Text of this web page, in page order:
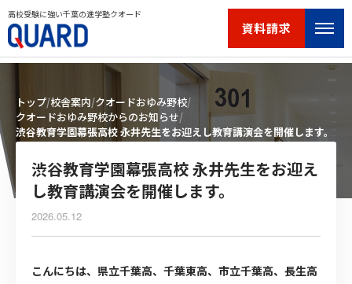
高校受験に強い千葉の進学塾クオード
資料請求
トップ 校舎案内 クオードおゆみ野校
クオードおゆみ野校からのお知らせ
渋谷教育学園幕張高校 永井先生をお迎えし教育講演会を開催します。
渋谷教育学園幕張高校 永井先生をお迎え
し教育講演会を開催します。
2026.05.12
こんにちは、県立千葉高、千葉東高、市立千葉高、長生高